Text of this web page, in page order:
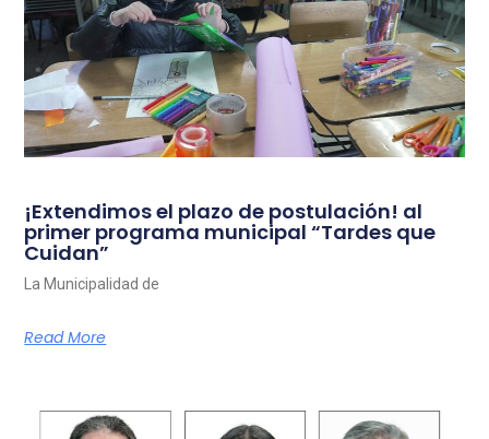
¡Extendimos el plazo de postulación! al
primer programa municipal “Tardes que
Cuidan”
La Municipalidad de
Read More